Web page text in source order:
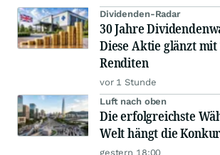
Dividenden-Radar
30 Jahre
Diese Aktie glänzt
Renditen
vor 1 Stunde
Luft nach oben
Die erfolgreichste
Welt hängt die
gestern 18:00